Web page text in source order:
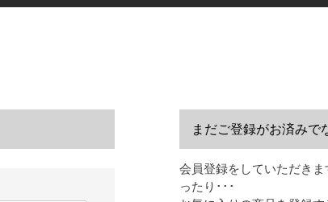
まだご登録がお済みで
会員登録をしていただき
ったり･･･